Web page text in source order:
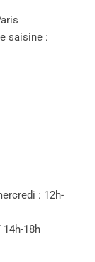
saisine :
: 12h-
18h